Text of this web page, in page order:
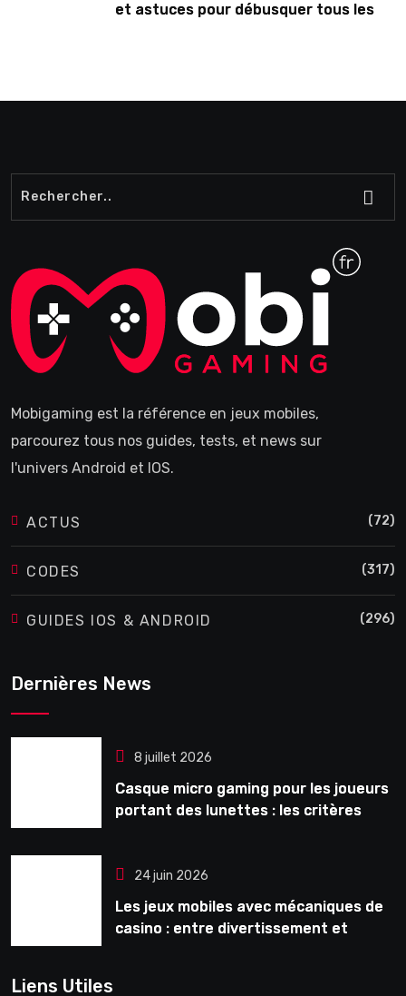
et astuces pour débusquer tous les
Mobigaming est la référence en jeux mobiles,
parcourez tous nos guides, tests, et news sur
l'univers Android et IOS.
ACTUS (72)
CODES (317)
GUIDES IOS & ANDROID (296)
Dernières News
8 juillet 2026
Casque micro gaming pour les joueurs
portant des lunettes : les critères
24 juin 2026
Les jeux mobiles avec mécaniques de
casino : entre divertissement et
Liens Utiles